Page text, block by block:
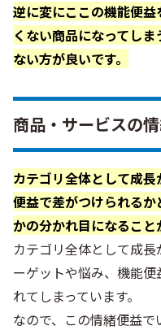
逆に変にここの機能便
くない商品になってし
ない方が良いです。
商品・サービスの
カテゴリ全体として成
便益で差がつけられる
かの分かれ目になること
カテゴリ全体として成
ーゲットや悩み、機能
れてしまっています。
なので、この情緒便益